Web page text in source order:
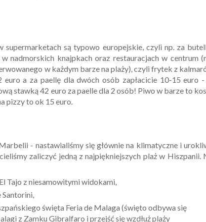
supermarketach są typowo europejskie, czyli np. za
nadmorskich knajpkach oraz restauracjach w centrum
w każdym barze na plaży), czyli frytek z
a za paellę dla dwóch osób zapłacicie 10-15 euro
stawką 42 euro za paelle dla 2 osób! Piwo w barze to
pizzy to ok 15 euro.
- nastawialiśmy się głównie na klimatyczne i
zaliczyć jedną z najpiękniejszych plaż w Hiszpanii.
Tajo z niesamowitymi widokami,
święta Feria de Malaga (święto odbywa się
z Zamku Gibralfaro i przejść się wzdłuż plaży